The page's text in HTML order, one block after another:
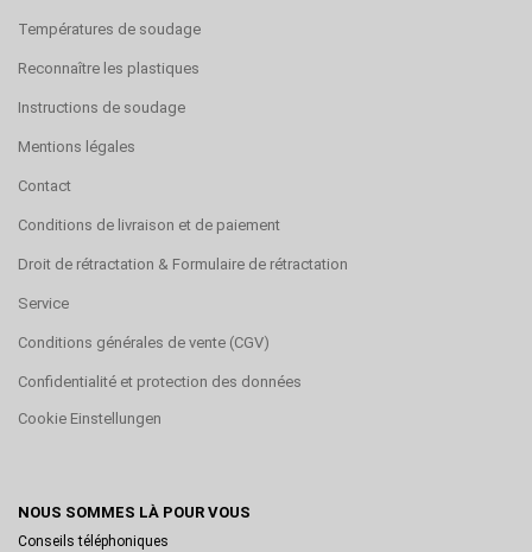
Températures de soudage
Reconnaître les plastiques
Instructions de soudage
Mentions légales
Contact
Conditions de livraison et de paiement
Droit de rétractation & Formulaire de rétractation
Service
Conditions générales de vente (CGV)
Confidentialité et protection des données
Cookie Einstellungen
NOUS SOMMES LÀ POUR VOUS
Conseils téléphoniques